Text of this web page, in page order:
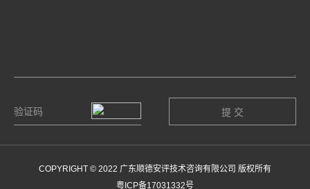
COPYRIGHT © 2022 广东顺德安评技术咨询有限公司 版权所有
粤ICP备17031332号